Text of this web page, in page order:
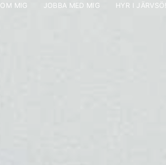
OM MIG JOBBA MED MIG HYR I JÄRVSÖ!